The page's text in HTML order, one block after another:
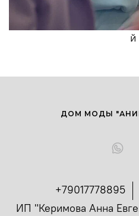
й
+79017778895
ИП "Керимова Анна
ДОМ МОДЫ